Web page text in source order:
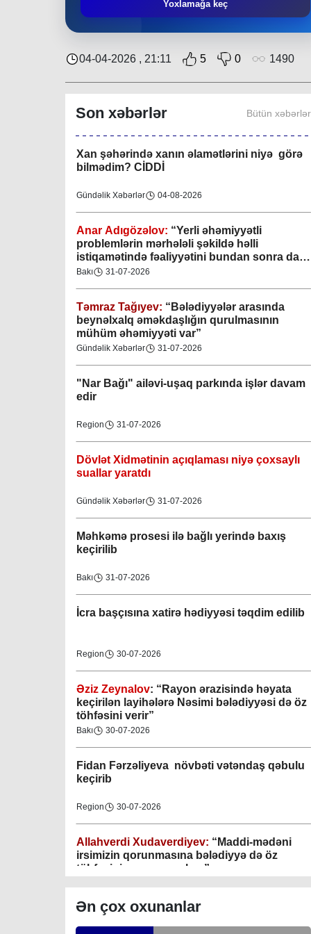
Yoxlamağa keç
04-04-2026 , 21:11 5 0 1490
Son xəbərlər Bütün xəbərlər
bundan sonra da sakinlərin sosial-rifah
Elmi-Praktik Məsələlər
Xan şəhərində xanın əlamətlərini niyə görə
bilmədim? CİDDİ
Gündəlik Xəbərlər 04-08-2026
Anar Adıgözəlov: “Yerli əhəmiyyətli
problemlərin mərhələli şəkildə həlli
istiqamətində fəaliyyətini bundan sonra da
davam etdirəcəkdir
Bakı 31-07-2026
Təmraz Tağıyev: “Bələdiyyələr arasında
beynəlxalq əməkdaşlığın qurulmasının
mühüm əhəmiyyəti var”
Gündəlik Xəbərlər 31-07-2026
"Nar Bağı" ailəvi-uşaq parkında işlər davam
edir
Region 31-07-2026
Dövlət Xidmətinin açıqlaması niyə çoxsaylı
suallar yaratdı
Gündəlik Xəbərlər 31-07-2026
Məhkəmə prosesi ilə bağlı yerində baxış
keçirilib
Bakı 31-07-2026
İcra başçısına xatirə hədiyyəsi təqdim edilib
Region 30-07-2026
Əziz Zeynalov: “Rayon ərazisində həyata
keçirilən layihələrə Nəsimi bələdiyyəsi də öz
töhfəsini verir”
Bakı 30-07-2026
Fidan Fərzəliyeva növbəti vətəndaş qəbulu
keçirib
Region 30-07-2026
Allahverdi Xudaverdiyev: “Maddi-mədəni
irsimizin qorunmasına bələdiyyə də öz
töhfəsini verməyə çalışır”
Tahir Məmmədovun sakinlərlə növbəti
səyyar görüşü keçirilib
Ən çox oxunanlar
Gəncə şəhəri Nizami bələdiyyəsi
08-04-2023
M.Ə.Rəsuzladə bələdiyyəsi
07-04-2023
Xətai bələdiyyəsi
Mingəçevir bələdiyyəsi
Nəsimi bələdiyyəsi